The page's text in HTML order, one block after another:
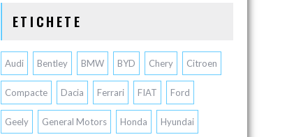
ETICHETE
Audi Bentley BMW BYD Chery Citroen
Compacte Dacia Ferrari FIAT Ford
Geely General Motors Honda Hyundai